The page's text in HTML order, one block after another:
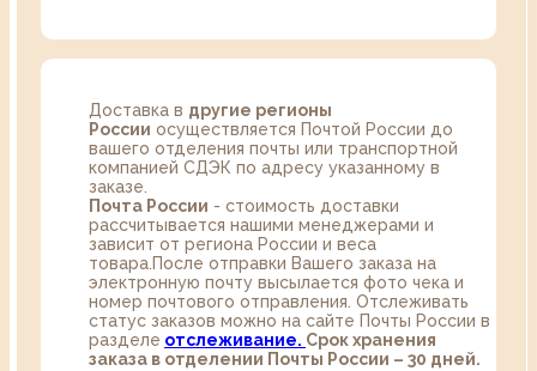
Доставка в другие регионы
России осуществляется Почтой России до
вашего отделения почты или транспортной
компанией СДЭК по адресу указанному в
заказе.
Почта России - стоимость доставки
рассчитывается нашими менеджерами и
зависит от региона России и веса
товара.После отправки Вашего заказа на
электронную почту высылается фото чека и
номер почтового отправления. Отслеживать
статус заказов можно на сайте Почты России в
разделе oтслеживание. Срок хранения
заказа в отделении Почты России – 30 дней.